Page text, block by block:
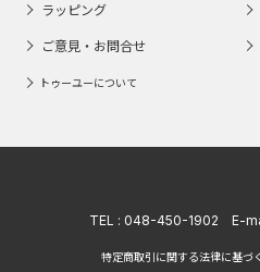
ラッピング
ご意見・お問合せ
トゥーユーについて
TEL : 048-450-1902 E-
特定商取引に関する法律に基づ